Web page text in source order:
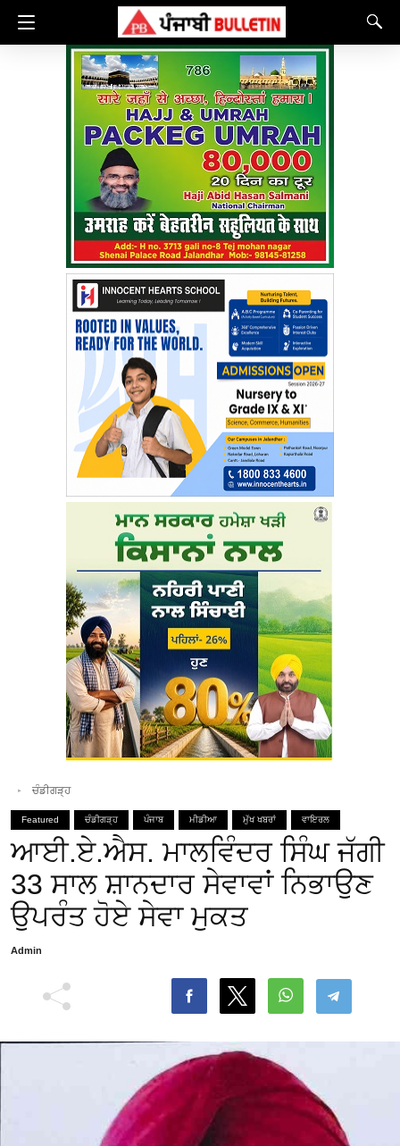
ਚੰਡੀਗੜ੍ਹ
Featured ਚੰਡੀਗੜ੍ਹ ਪੰਜਾਬ ਮੀਡੀਆ ਮੁੱਖ ਖਬਰਾਂ ਵਾਇਰਲ
ਆਈ.ਏ.ਐਸ. ਮਾਲਵਿੰਦਰ ਸਿੰਘ ਜੱਗੀ
33 ਸਾਲ ਸ਼ਾਨਦਾਰ ਸੇਵਾਵਾਂ ਨਿਭਾਉਣ
ਉਪਰੰਤ ਹੋਏ ਸੇਵਾ ਮੁਕਤ
Admin